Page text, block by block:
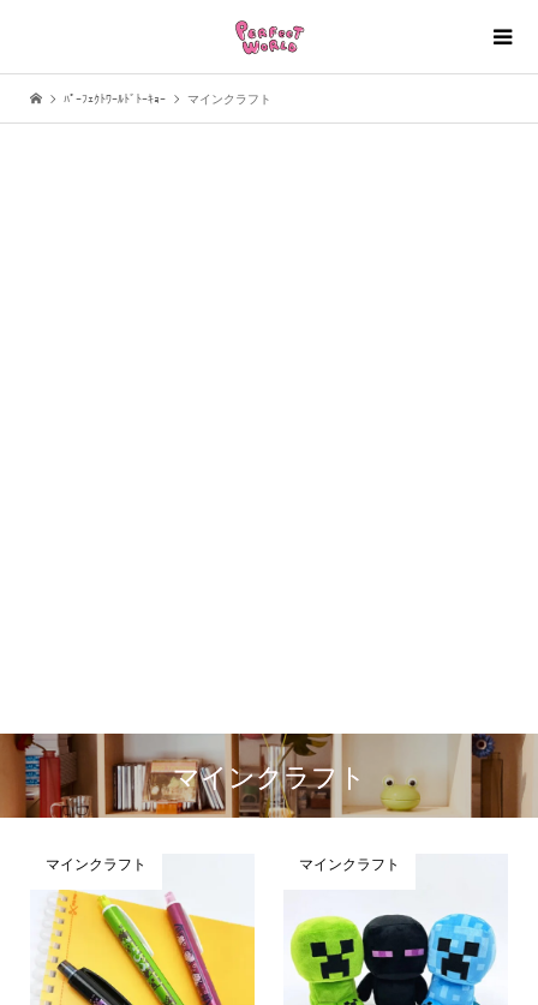
ﾊﾟｰﾌｪｸﾄﾜｰﾙﾄﾞﾄｰｷｮｰ マインクラフト
マインクラフト
マインクラフト マインクラフト